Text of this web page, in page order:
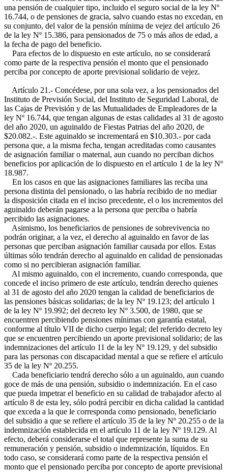
una pensión de cualquier tipo, incluido el seguro social de la ley Nº
16.744, o de pensiones de gracia, salvo cuando estas no excedan, en
su conjunto, del valor de la pensión mínima de vejez del artículo 26
de la ley Nº 15.386, para pensionados de 75 o más años de edad, a
la fecha de pago del beneficio.
Para efectos de lo dispuesto en este artículo, no se considerará
como parte de la respectiva pensión el monto que el pensionado
perciba por concepto de aporte previsional solidario de vejez.
Artículo 21.- Concédese, por una sola vez, a los pensionados del
Instituto de Previsión Social, del Instituto de Seguridad Laboral, de
las Cajas de Previsión y de las Mutualidades de Empleadores de la
ley Nº 16.744, que tengan algunas de estas calidades al 31 de agosto
del año 2020, un aguinaldo de Fiestas Patrias del año 2020, de
$20.082.-. Este aguinaldo se incrementará en $10.303.- por cada
persona que, a la misma fecha, tengan acreditadas como causantes
de asignación familiar o maternal, aun cuando no perciban dichos
beneficios por aplicación de lo dispuesto en el artículo 1 de la ley Nº
18.987.
En los casos en que las asignaciones familiares las reciba una
persona distinta del pensionado, o las habría recibido de no mediar
la disposición citada en el inciso precedente, el o los incrementos del
aguinaldo deberán pagarse a la persona que perciba o habría
percibido las asignaciones.
Asimismo, los beneficiarios de pensiones de sobrevivencia no
podrán originar, a la vez, el derecho al aguinaldo en favor de las
personas que perciban asignación familiar causada por ellos. Estas
últimas sólo tendrán derecho al aguinaldo en calidad de pensionadas
como si no percibieran asignación familiar.
Al mismo aguinaldo, con el incremento, cuando corresponda, que
concede el inciso primero de este artículo, tendrán derecho quienes
al 31 de agosto del año 2020 tengan la calidad de beneficiarios de
las pensiones básicas solidarias; de la ley Nº 19.123; del artículo 1
de la ley Nº 19.992; del decreto ley Nº 3.500, de 1980, que se
encuentren percibiendo pensiones mínimas con garantía estatal,
conforme al título VII de dicho cuerpo legal; del referido decreto ley
que se encuentren percibiendo un aporte previsional solidario; de las
indemnizaciones del artículo 11 de la ley Nº 19.129, y del subsidio
para las personas con discapacidad mental a que se refiere el artículo
35 de la ley Nº 20.255.
Cada beneficiario tendrá derecho sólo a un aguinaldo, aun cuando
goce de más de una pensión, subsidio o indemnización. En el caso
que pueda impetrar el beneficio en su calidad de trabajador afecto al
artículo 8 de esta ley, sólo podrá percibir en dicha calidad la cantidad
que exceda a la que le corresponda como pensionado, beneficiario
del subsidio a que se refiere el artículo 35 de la ley Nº 20.255 o de la
indemnización establecida en el artículo 11 de la ley Nº 19.129. Al
efecto, deberá considerarse el total que represente la suma de su
remuneración y pensión, subsidio o indemnización, líquidos. En
todo caso, se considerará como parte de la respectiva pensión el
monto que el pensionado perciba por concepto de aporte previsional